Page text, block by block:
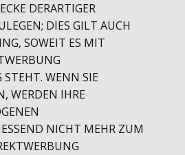
DERARTIGER
DIES GILT AUCH
SOWEIT ES MIT
WENN SIE
WERDEN IHRE
NICHT MEHR ZUM